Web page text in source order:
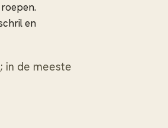
en
in de meeste